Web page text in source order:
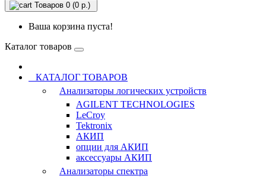
Товаров 0 (0 р.)
Ваша корзина пуста!
Каталог товаров
КАТАЛОГ ТОВАРОВ
Анализаторы логических устройств
AGILENT TECHNOLOGIES
LeCroy
Tektronix
АКИП
опции для АКИП
аксессуары АКИП
Анализаторы спектра